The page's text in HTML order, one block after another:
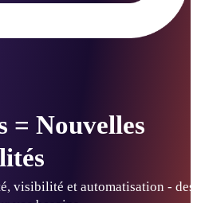
= Nouvelles
visibilité et automatisation - des